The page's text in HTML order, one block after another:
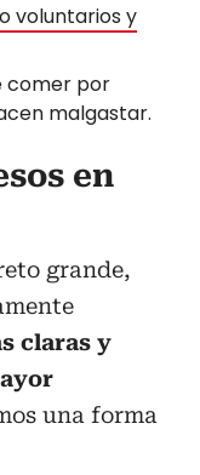
voluntarios y
comer por
malgastar.
en
grande,
claras y
una forma